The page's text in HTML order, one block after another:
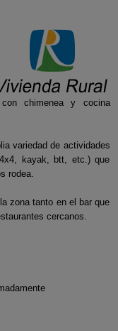
chimenea y cocina
variedad de actividades
kayak, btt, etc.) que
rodea.
zona tanto en el bar que
cercanos.